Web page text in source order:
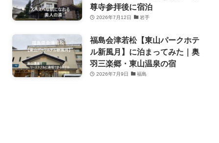
尊寺参拝後に宿泊
2026年7月12日 岩手
福島会津若松【東山パークホテ
ル新風月】に泊まってみた｜奥
羽三楽郷・東山温泉の宿
2026年7月9日 福島